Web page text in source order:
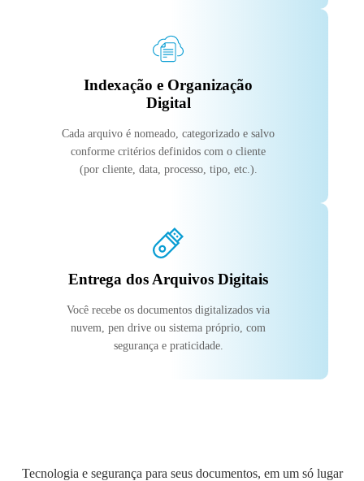
Indexação e Organização
Digital
Cada arquivo é nomeado, categorizado e salvo
conforme critérios definidos com o cliente
(por cliente, data, processo, tipo, etc.).
Entrega dos Arquivos Digitais
Você recebe os documentos digitalizados via
nuvem, pen drive ou sistema próprio, com
segurança e praticidade.
Tecnologia e segurança para seus documentos, em um só lugar